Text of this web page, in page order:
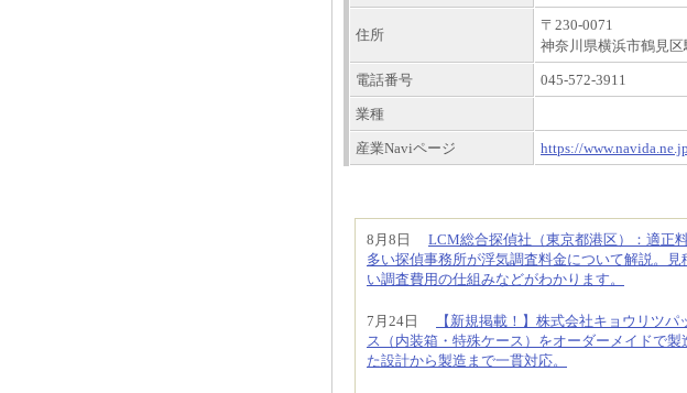
住所
〒230-0071
神奈川県横浜市鶴見区
電話番号 045-572-3911
業種
産業Naviページ https://
8月8日 LCM総合探偵社（東京都港区）：適正
多い探偵事務所が浮気調査料金について解説。
い調査費用の仕組みなどがわかります。
7月24日
【新規掲載！】株式会社キョウリツ
ス（内装箱・特殊ケース）をオーダーメイドで
た設計から製造まで一貫対応。